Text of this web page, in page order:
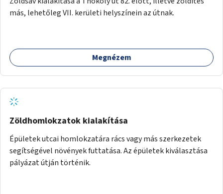
más, lehetőleg VII. kerületi helyszínein az útnak.
Megnézem
Zöldhomlokzatok kialakítása
Épületek utcai homlokzatára rács vagy más szerkezetek
segítségével növények futtatása. Az épületek kiválasztása
pályázat útján történik.